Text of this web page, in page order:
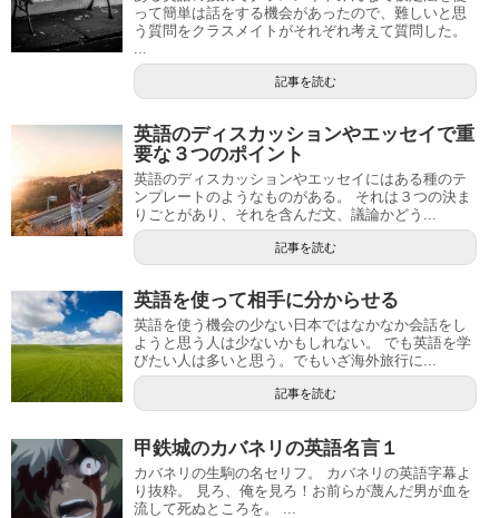
って簡単は話をする機会があったので、難しいと思
う質問をクラスメイトがそれぞれ考えて質問した。
...
記事を読む
英語のディスカッションやエッセイで重
要な３つのポイント
英語のディスカッションやエッセイにはある種のテ
ンプレートのようなものがある。 それは３つの決ま
りごとがあり、それを含んだ文、議論かどう...
記事を読む
英語を使って相手に分からせる
英語を使う機会の少ない日本ではなかなか会話をし
ようと思う人は少ないかもしれない。 でも英語を学
びたい人は多いと思う。でもいざ海外旅行に...
記事を読む
甲鉄城のカバネリの英語名言１
カバネリの生駒の名セリフ。 カバネリの英語字幕よ
り抜粋。 見ろ、俺を見ろ！お前らが蔑んだ男が血を
流して死ぬところを。 ...